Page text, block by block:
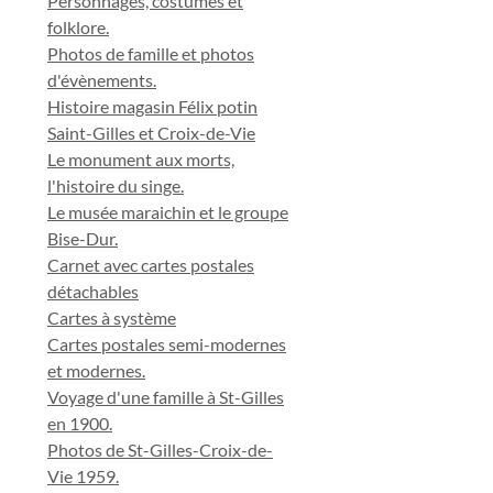
folklore.
Photos de famille et photos
d'évènements.
Histoire magasin Félix potin
Saint-Gilles et Croix-de-Vie
Le monument aux morts,
l'histoire du singe.
Le musée maraichin et le groupe
Bise-Dur.
Carnet avec cartes postales
détachables
Cartes à système
Cartes postales semi-modernes
et modernes.
Voyage d'une famille à St-Gilles
en 1900.
Photos de St-Gilles-Croix-de-
Vie 1959.